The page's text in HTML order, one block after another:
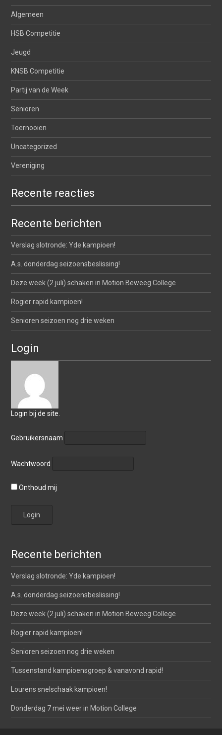
Algemeen
HSB Competitie
Jeugd
KNSB Competitie
Partij van de Week
Senioren
Toernooien
Uncategorized
Vereniging
Recente reacties
Recente berichten
Verslag slotronde: Yde kampioen!
A.s. donderdag seizoensbeslissing!
Deze week (2 juli) schaken in Motion Beweeg College
Rogier rapid kampioen!
Senioren seizoen nog drie weken
Login
Login bij de site.
Gebruikersnaam
Wachtwoord
Onthoud mij
Recente berichten
Verslag slotronde: Yde kampioen!
A.s. donderdag seizoensbeslissing!
Deze week (2 juli) schaken in Motion Beweeg College
Rogier rapid kampioen!
Senioren seizoen nog drie weken
Tussenstand kampioensgroep & vanavond rapid!
Lourens snelschaak kampioen!
Donderdag 7 mei weer in Motion College